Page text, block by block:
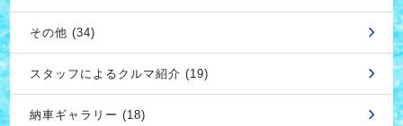
その他 (34)
スタッフによるクルマ紹介 (19)
納車ギャラリー (18)